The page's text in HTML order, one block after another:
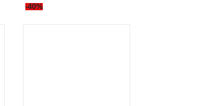
-40%